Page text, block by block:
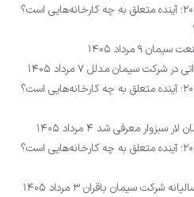
صنعت سیمان ایران در افق ۲۰۴۰؛ آینده متعلق به چه کارخانه‌هایی است؟
سیمان۹ مرداد ۱۴۰۵
۷ مرداد ۱۴۰۵
صنعت سیمان ایران در افق ۲۰۴۰؛ آینده متعلق به چه کارخانه‌هایی است؟
لار سبزوار معرفی شد ۴ مرداد ۱۴۰۵
صنعت سیمان ایران در افق ۲۰۴۰؛ آینده متعلق به چه کارخانه‌هایی است؟
شرکت سیمان باقران۳ مرداد ۱۴۰۵